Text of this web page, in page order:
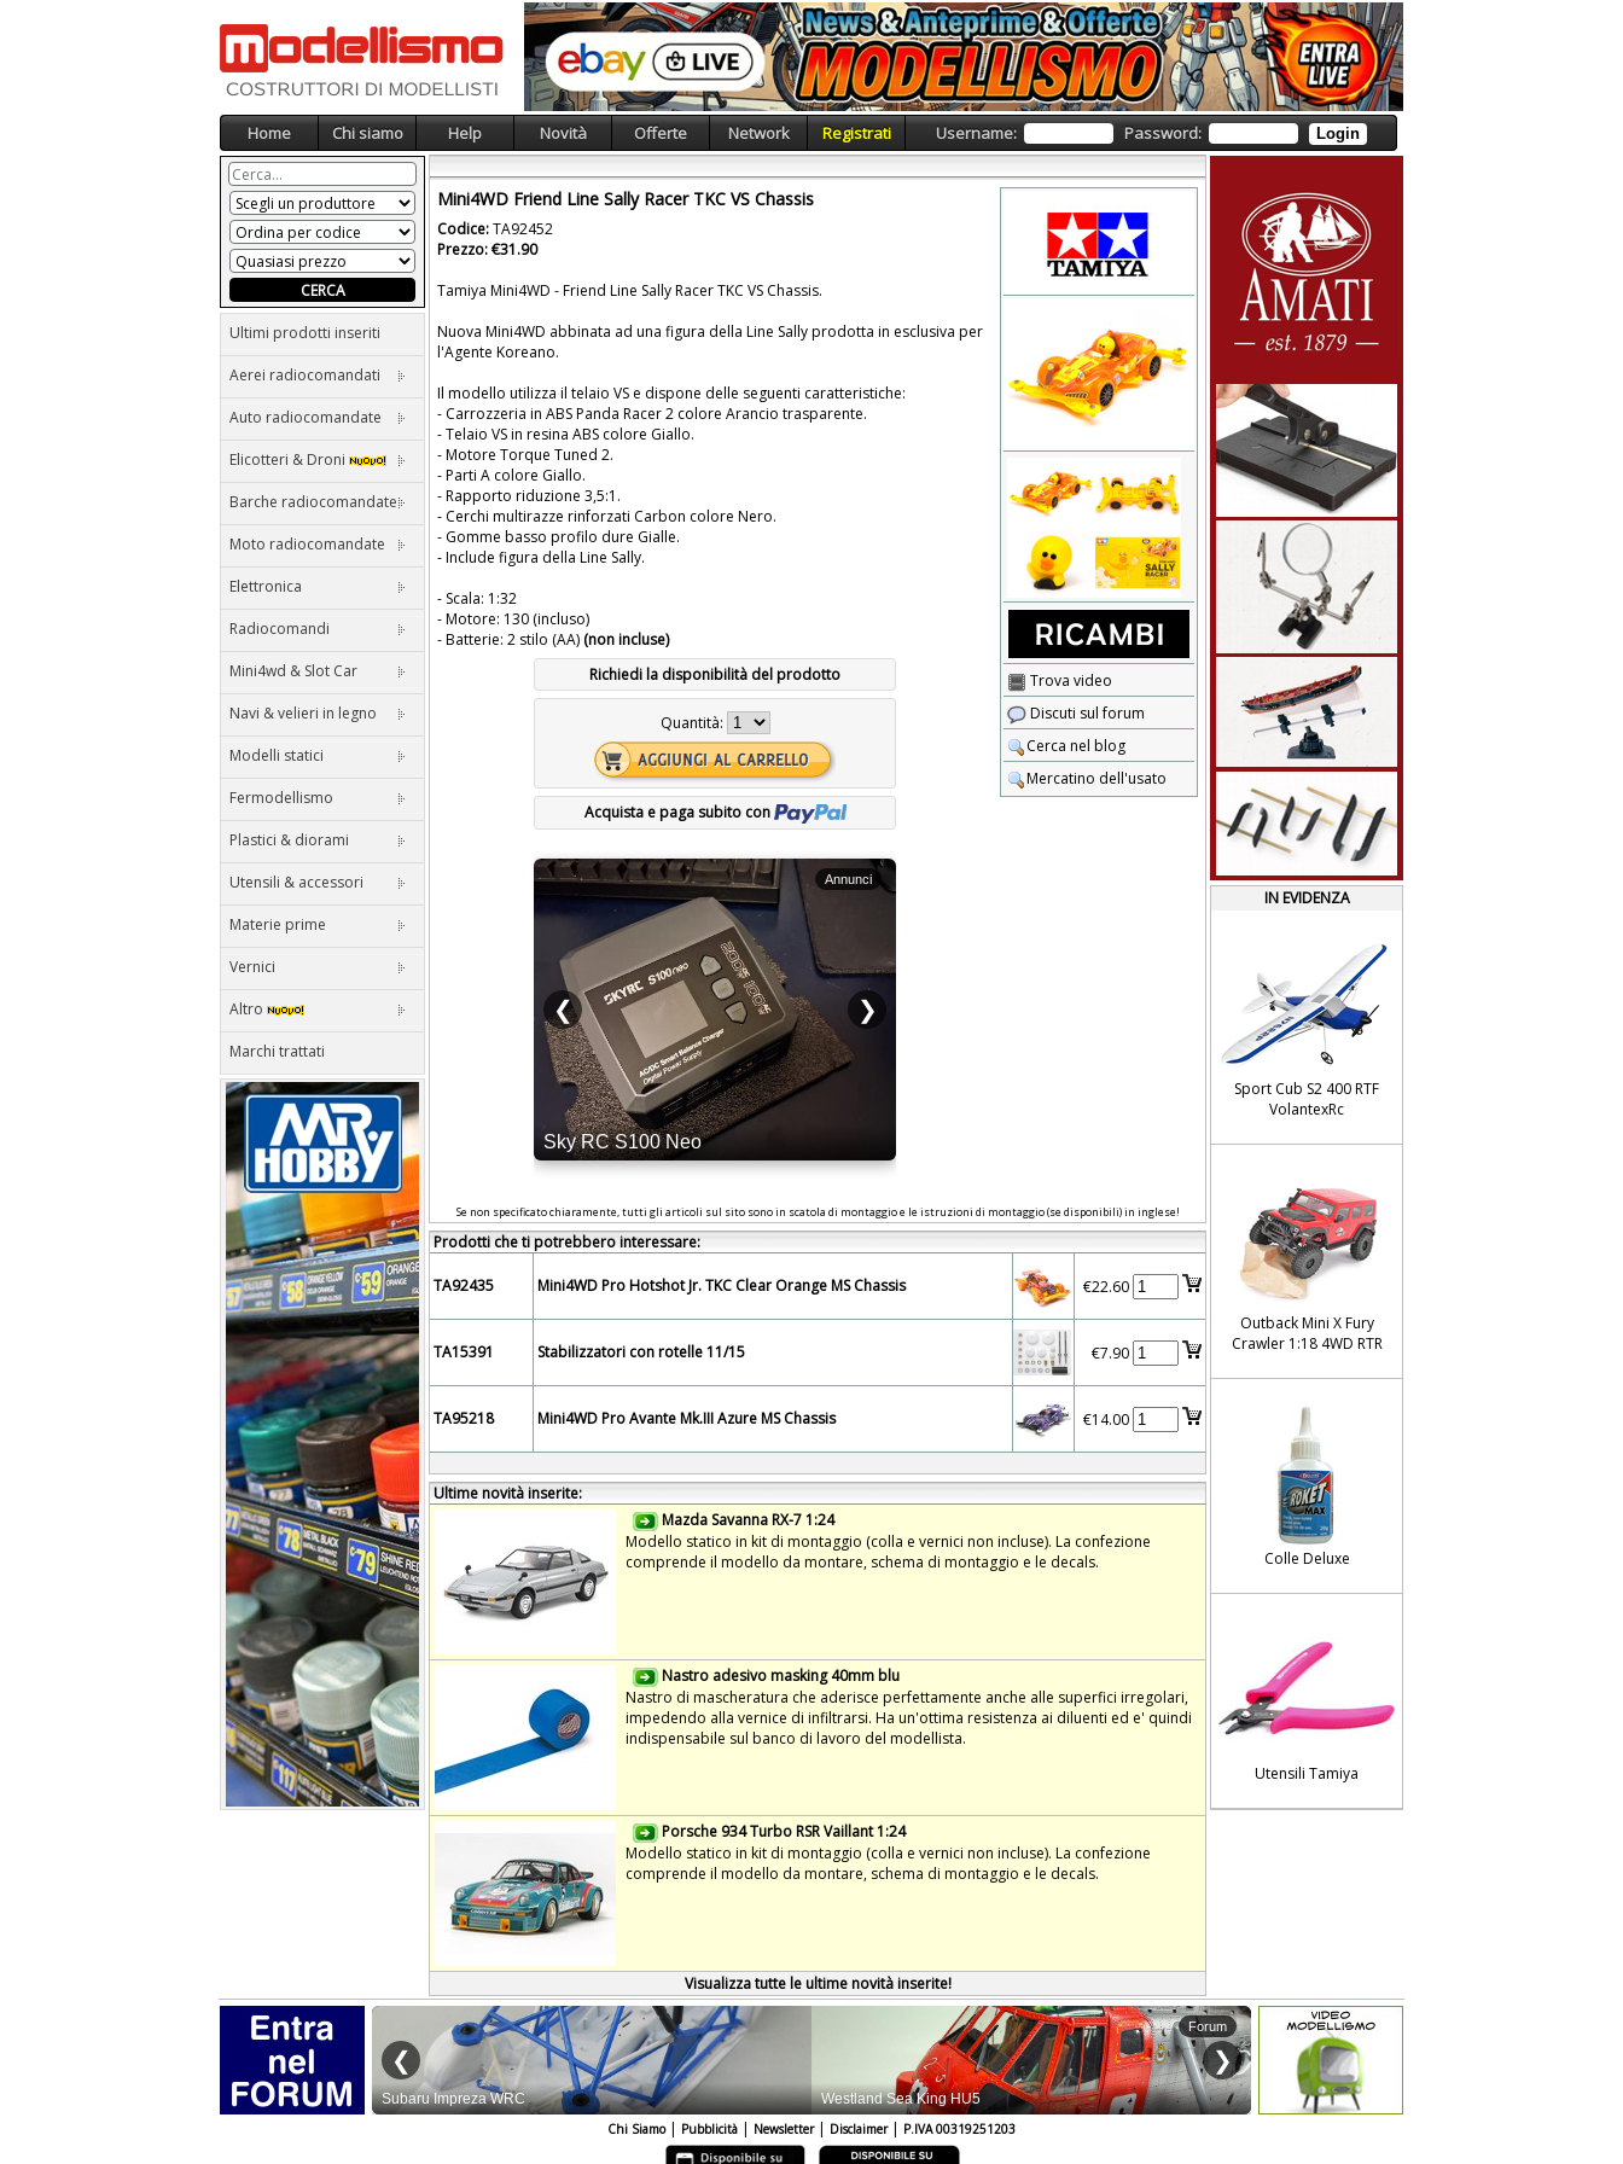
Home Chi siamo Help Novità Offerte Network Registrati Username: Password: Login
Ultimi prodotti inseriti
Aerei radiocomandati
Auto radiocomandate
Elicotteri & Droni
Barche radiocomandate
Moto radiocomandate
Elettronica
Radiocomandi
Mini4wd & Slot Car
Navi & velieri in legno
Modelli statici
Fermodellismo
Plastici & diorami
Utensili & accessori
Materie prime
Vernici
Altro
Marchi trattati
Mini4WD Friend Line Sally Racer TKC VS Chassis
Codice:TA92452
Prezzo: €31.90
Tamiya Mini4WD - Friend Line Sally Racer TKC VS Chassis.
Nuova Mini4WD abbinata ad una figura della Line Sally prodotta in esclusiva per
l'Agente Koreano.
Il modello utilizza il telaio VS e dispone delle seguenti caratteristiche:
- Carrozzeria in ABS Panda Racer 2 colore Arancio trasparente.
- Telaio VS in resina ABS colore Giallo.
- Motore Torque Tuned 2.
- Parti A colore Giallo.
- Rapporto riduzione 3,5:1.
- Cerchi multirazze rinforzati Carbon colore Nero.
- Gomme basso profilo dure Gialle.
- Include figura della Line Sally.
- Scala: 1:32
- Motore: 130 (incluso)
- Batterie: 2 stilo (AA) (non incluse)
Richiedi la disponibilità del prodotto
Quantità:
Acquista e paga subito con
Trova video
Discuti sul forum
Cerca nel blog
Mercatino dell'usato
Se non specificato chiaramente, tutti gli articoli sul sito sono in scatola di montaggio e le istruzioni di montaggio (se disponibili) in inglese!
Prodotti che ti potrebbero interessare:
TA92435 Mini4WD Pro Hotshot Jr. TKC Clear Orange MS Chassis €22.60
TA15391 Stabilizzatori con rotelle 11/15 €7.90
TA95218 Mini4WD Pro Avante Mk.III Azure MS Chassis €14.00
Ultime novità inserite:
Mazda Savanna RX-7 1:24
Modello statico in kit di montaggio (colla e vernici non incluse). La confezione
comprende il modello da montare, schema di montaggio e le decals.
Nastro adesivo masking 40mm blu
Nastro di mascheratura che aderisce perfettamente anche alle superfici irregolari,
impedendo alla vernice di infiltrarsi. Ha un'ottima resistenza ai diluenti ed e' quindi
indispensabile sul banco di lavoro del modellista.
Porsche 934 Turbo RSR Vaillant 1:24
Modello statico in kit di montaggio (colla e vernici non incluse). La confezione
comprende il modello da montare, schema di montaggio e le decals.
Visualizza tutte le ultime novità inserite!
IN EVIDENZA
Sport Cub S2 400 RTF
VolantexRc
Outback Mini X Fury
Crawler 1:18 4WD RTR
Colle Deluxe
Utensili Tamiya
Chi Siamo | Pubblicità | Newsletter | Disclaimer | P.IVA 00319251203